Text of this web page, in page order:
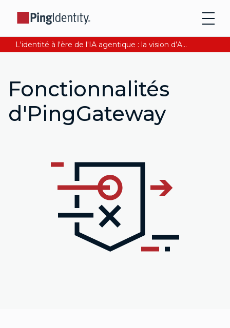
L'identité à l'ère de l'IA agentique : la vision d’Andre Durand sur la confiance numérique
Fonctionnalités
d'PingGateway